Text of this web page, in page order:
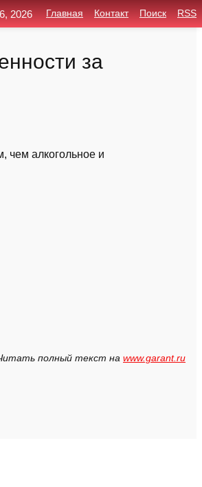
за
чем алкогольное и
полный текст на www.garant.ru
2026 Главная Контакт Поиск RSS